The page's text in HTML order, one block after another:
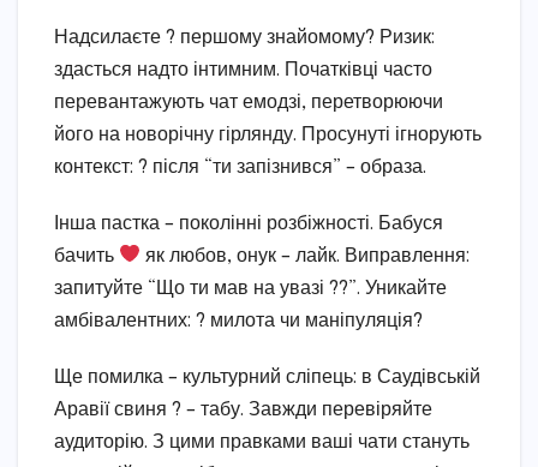
Надсилаєте ? першому знайомому? Ризик:
здасться надто інтимним. Початківці часто
перевантажують чат емодзі, перетворюючи
його на новорічну гірлянду. Просунуті ігнорують
контекст: ? після “ти запізнився” – образа.
Інша пастка – поколінні розбіжності. Бабуся
бачить
як любов, онук – лайк. Виправлення:
запитуйте “Що ти мав на увазі ??”. Уникайте
амбівалентних: ? милота чи маніпуляція?
Ще помилка – культурний сліпець: в Саудівській
Аравії свиня ? – табу. Завжди перевіряйте
аудиторію. З цими правками ваші чати стануть